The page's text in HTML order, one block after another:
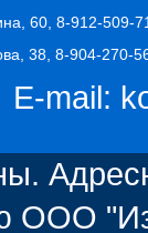
60, 8-912-509-
38, 8-904-270-
E-mail:
ООО